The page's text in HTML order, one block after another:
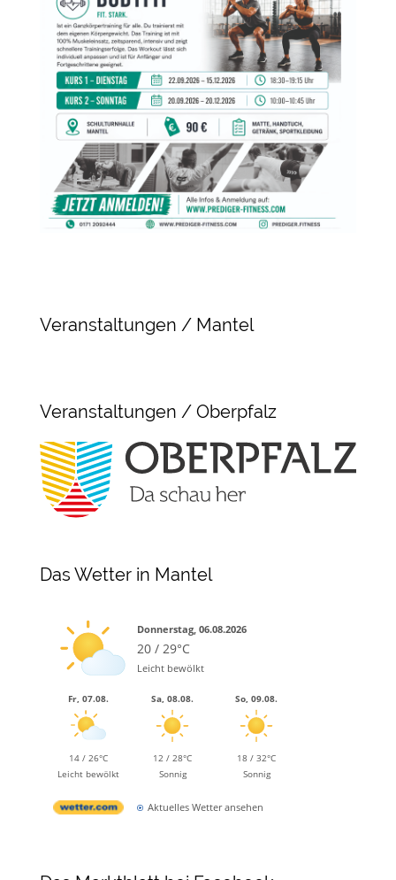
Veranstaltungen / Mantel
Veranstaltungen / Oberpfalz
Das Wetter in Mantel
Donnerstag, 06.08.2026
20 / 29°C
Leicht bewölkt
Fr, 07.08.
14 / 26°C
Leicht bewölkt
Sa, 08.08.
12 / 28°C
Sonnig
So, 09.08.
18 / 32°C
Sonnig
Aktuelles Wetter ansehen